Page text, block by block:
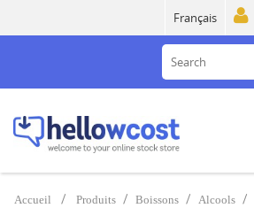
Français
Accueil Produits Boissons Alcools